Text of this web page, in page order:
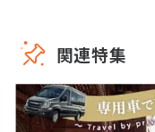
関連特集